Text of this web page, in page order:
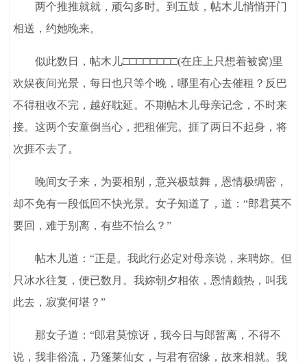
两个推推就就，顽勾多时。到五鼓，帖木儿悄悄开门
相送，约她晚来。
似此数日，帖木儿□□□□□□□□(在庄上只想着被窝)里
欢娱夜间光景，每日也只等个晚，哪里有心去催租？反巴
不得租收不完，越好耽延。不期帖木儿母亲记念，不时来
接。这两个安童倒当心，把租催完。捱了两日不起身，将
次捱不去了。
晚间女子来，为要相别，意兴极鼓舞，恩情极绸密，
却不免有一段低回不快光景。女子知道了，道：“郎君莫不
要回，难于别离，有些不怡么？”
帖木儿道：“正是。我此行必定对母亲说，来聘妳。但
只冰水往复，便已数月。我妳朝夕相依，恩情颇热，叫我
此去，寂寞何堪？”
那女子道：“郎君莫惊讶，我今日与郎暂离，不得不
说，我非俗流，乃篷莱仙女，与君有宿缘，故来相就。我